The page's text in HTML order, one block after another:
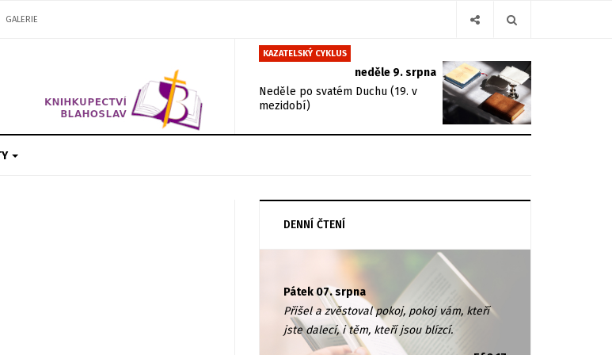
GALERIE
KAZATELSKÝ CYKLUS
neděle 9. srpna
Neděle po svatém Duchu (19. v
mezidobí)
DENNÍ ČTENÍ
Pátek 07. srpna
Přišel a zvěstoval pokoj, pokoj vám, kteří
jste dalecí, i těm, kteří jsou blízcí.